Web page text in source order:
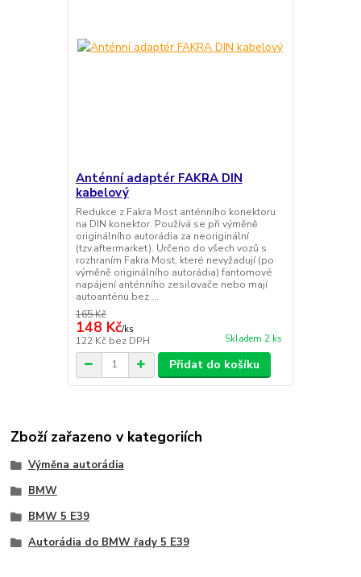
Anténní adaptér FAKRA DIN
kabelový
Redukce z Fakra Most anténního konektoru
na DIN konektor. Používá se při výměně
originálního autorádia za neoriginální
(tzv.aftermarket). Určeno do všech vozů s
rozhraním Fakra Most, které nevyžadují (po
výměně originálního autorádia) fantomové
napájení anténního zesilovače nebo mají
autoanténu bez ...
165 Kč
148 Kč/ks
122 Kč bez DPH Skladem 2 ks
Přidat do košíku
Zboží zařazeno v kategoriích
Výměna autorádia
BMW
BMW 5 E39
Autorádia do BMW řady 5 E39